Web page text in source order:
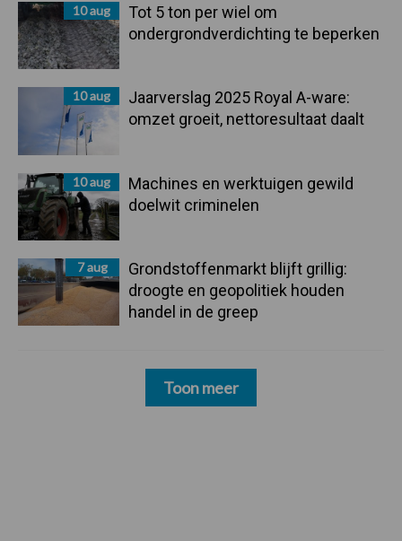
10 aug
Tot 5 ton per wiel om
ondergrondverdichting te beperken
10 aug
Jaarverslag 2025 Royal A-ware:
omzet groeit, nettoresultaat daalt
10 aug
Machines en werktuigen gewild
doelwit criminelen
7 aug
Grondstoffenmarkt blijft grillig:
droogte en geopolitiek houden
handel in de greep
Toon meer